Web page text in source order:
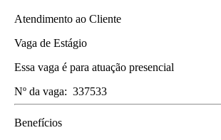
Atendimento ao Cliente
Vaga de Estágio
Essa vaga é para atuação presencial
Nº da vaga: 337533
Benefícios